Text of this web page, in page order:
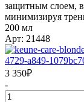
защитным слоем,
минимизируя
200 мл
Арт: 21448
3 350₽
-